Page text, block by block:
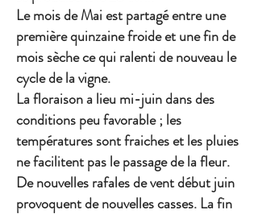
Le mois de Mai est partagé entre une
première quinzaine froide et une fin de
mois sèche ce qui ralenti de nouveau le
cycle de la vigne.
La floraison a lieu mi-juin dans des
conditions peu favorable ; les
températures sont fraiches et les pluies
ne facilitent pas le passage de la fleur.
De nouvelles rafales de vent début juin
provoquent de nouvelles casses. La fin